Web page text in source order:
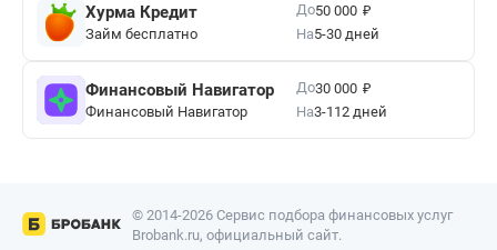
Хурма Кредит
Займ бесплатно
До50 000 ₽
На5-30 дней
Финансовый Навигатор
Финансовый Навигатор
До30 000 ₽
На3-112 дней
© 2014-2026 Сервис подбора финансовых услуг
Brobank.ru, официальный сайт.